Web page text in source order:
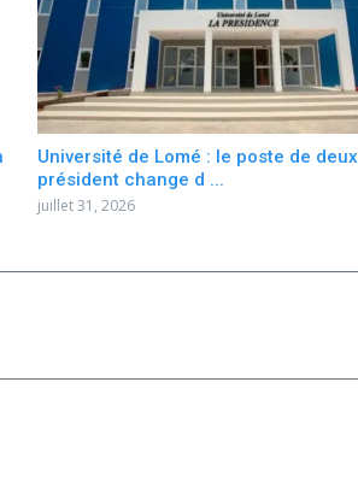
Université de Lomé : le poste de
président change d ...
juillet 31, 2026